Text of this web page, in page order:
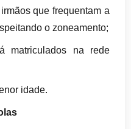
que frequentam a
o zoneamento;
matriculados na rede
idade.